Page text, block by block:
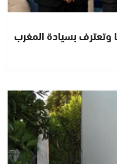
وتعترف بسيادة المغرب